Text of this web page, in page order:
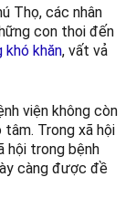
Thọ, các nhân
con thoi đến
khó khăn, vất vả
viện không còn
tâm. Trong xã hội
hội trong bệnh
càng được đề